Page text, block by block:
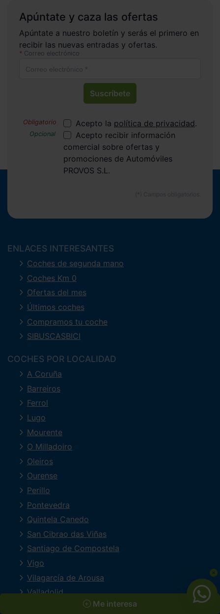
Me interesa
Apúntate y caza las ofertas
Apúntate a nuestro boletín y serás el primero en
recibir las nuevas entradas y ofertas.
Correo electrónico
Suscríbete
Acepto la política de privacidad.
Acepto recibir información
comercial sobre ofertas y
promociones de Automóviles
PROVOS S.L.
ENLACES INTERESANTES
Coches de segunda mano
Coches Km 0
Ofertas del mes
Últimos coches
Compramos tu coche
SIBUSCASBICI
COCHES POR LOCALIDAD
A Coruña
Barreiros
Ferrol
Lugo
Mourente
O Milladoiro
Oleiros
Ourense
Perillo
Pontevedra
Quintela Canedo
San Cibrao das Viñas
Santiago de Compostela
Vigo
Vilagarcía de Arousa
Valladolid